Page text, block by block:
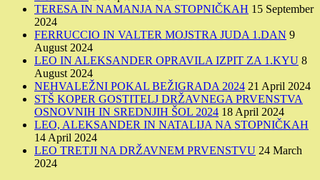
TERESA IN NAMANJA NA STOPNIČKAH 15 September
2024
FERRUCCIO IN VALTER MOJSTRA JUDA 1.DAN 9
August 2024
LEO IN ALEKSANDER OPRAVILA IZPIT ZA 1.KYU 8
August 2024
NEHVALEŽNI POKAL BEŽIGRADA 2024 21 April 2024
STŠ KOPER GOSTITELJ DRŽAVNEGA PRVENSTVA
OSNOVNIH IN SREDNJIH ŠOL 2024 18 April 2024
LEO, ALEKSANDER IN NATALIJA NA STOPNIČKAH
14 April 2024
LEO TRETJI NA DRŽAVNEM PRVENSTVU 24 March
2024